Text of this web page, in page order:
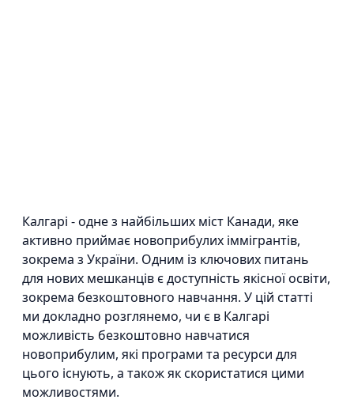
Калгарі - одне з найбільших міст Канади, яке
активно приймає новоприбулих іммігрантів,
зокрема з України. Одним із ключових питань
для нових мешканців є доступність якісної освіти,
зокрема безкоштовного навчання. У цій статті
ми докладно розглянемо, чи є в Калгарі
можливість безкоштовно навчатися
новоприбулим, які програми та ресурси для
цього існують, а також як скористатися цими
можливостями.